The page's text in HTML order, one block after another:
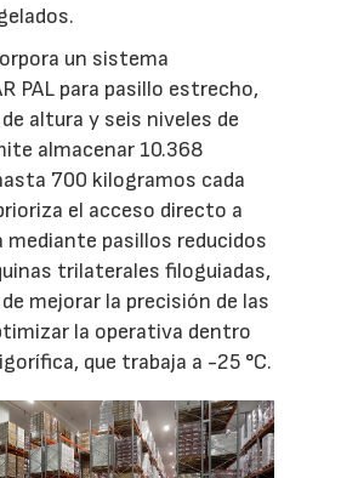
un sistema
PAL para pasillo estrecho,
altura y seis niveles de
almacenar 10.368
700 kilogramos cada
el acceso directo a
mediante pasillos reducidos
trilaterales filoguiadas,
mejorar la precisión de las
la operativa dentro
que trabaja a -25 °C.